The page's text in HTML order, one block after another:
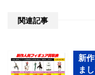
関連記事
新
ま